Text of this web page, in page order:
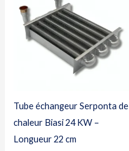
Tube échangeur Serponta de
chaleur Biasi 24 KW –
Longueur 22 cm